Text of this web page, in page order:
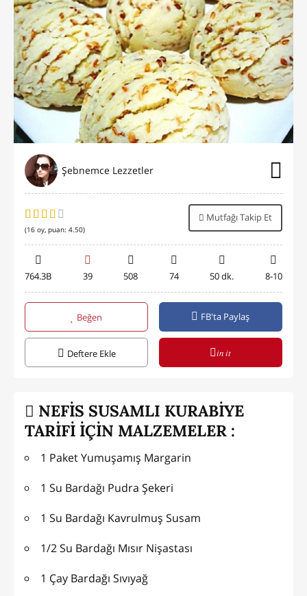
Şebnemce Lezzetler
(16 oy, puan: 4.50)
Mutfağı Takip Et
764.3B 39 508 74 50 dk. 8-10
Beğen FB'ta Paylaş
Deftere Ekle in it
NEFİS SUSAMLI KURABİYE
TARİFİ İÇİN MALZEMELER :
1 Paket Yumuşamış Margarin
1 Su Bardağı Pudra Şekeri
1 Su Bardağı Kavrulmuş Susam
1/2 Su Bardağı Mısır Nişastası
1 Çay Bardağı Sıvıyağ